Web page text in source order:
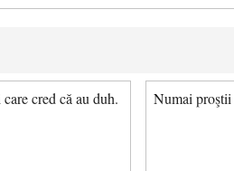
cred că au duh. Numai proştii